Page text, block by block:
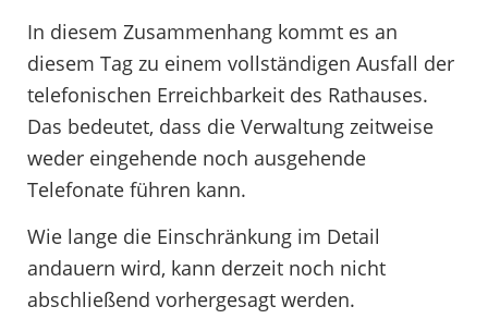
In diesem Zusammenhang kommt es an
diesem Tag zu einem vollständigen Ausfall der
telefonischen Erreichbarkeit des Rathauses.
Das bedeutet, dass die Verwaltung zeitweise
weder eingehende noch ausgehende
Telefonate führen kann.
Wie lange die Einschränkung im Detail
andauern wird, kann derzeit noch nicht
abschließend vorhergesagt werden.